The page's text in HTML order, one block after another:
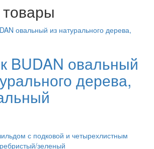
BUDAN овальный
дерева,